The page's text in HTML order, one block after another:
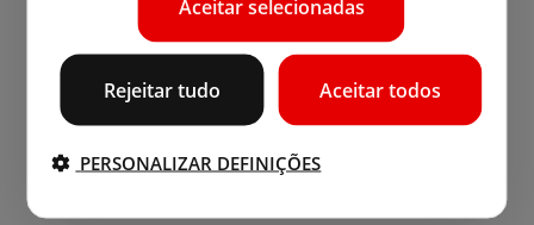
Aceitar selecionadas
Aceitar todos
Rejeitar tudo
PERSONALIZAR DEFINIÇÕES